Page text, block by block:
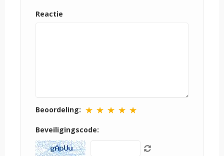
Reactie
Beoordeling: ★ ★ ★ ★ ★
Beveiligingscode: